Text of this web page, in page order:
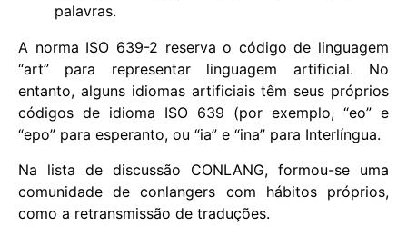
palavras.
A norma ISO 639-2 reserva o código de linguagem
“art” para representar linguagem artificial. No
entanto, alguns idiomas artificiais têm seus próprios
códigos de idioma ISO 639 (por exemplo, “eo” e
“epo” para esperanto, ou “ia” e “ina” para Interlíngua.
Na lista de discussão CONLANG, formou-se uma
comunidade de conlangers com hábitos próprios,
como a retransmissão de traduções.